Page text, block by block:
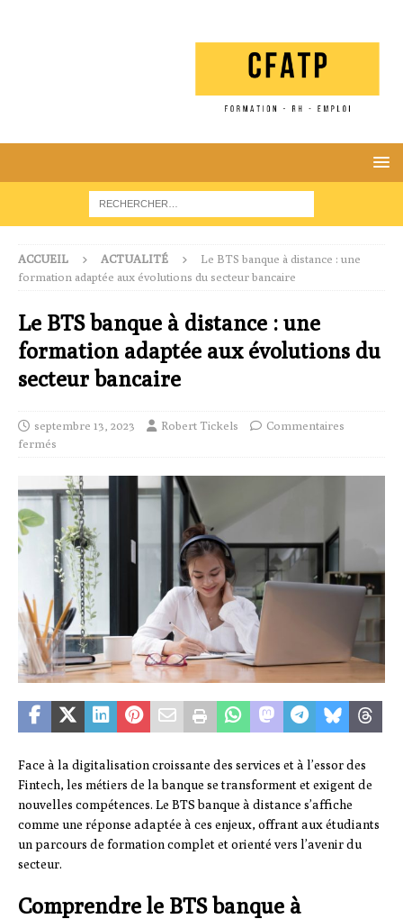
ACCUEIL ACTUALITÉ
Le BTS banque à distance : une
formation adaptée aux évolutions du secteur bancaire
Le BTS banque à distance : une
formation adaptée aux évolutions du
secteur bancaire
septembre 13, 2023 Robert Tickels
Commentaires
fermés
Face à la digitalisation croissante des services et à l’essor des
Fintech, les métiers de la banque se transforment et exigent de
nouvelles compétences. Le BTS banque à distance s’affiche
comme une réponse adaptée à ces enjeux, offrant aux étudiants
un parcours de formation complet et orienté vers l’avenir du
secteur.
Comprendre le BTS banque à